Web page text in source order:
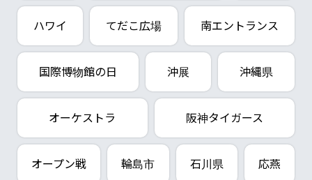
ハワイ てだこ広場 南エントランス
国際博物館の日 沖展 沖縄県
オーケストラ 阪神タイガース
オープン戦 輪島市 石川県 応燕